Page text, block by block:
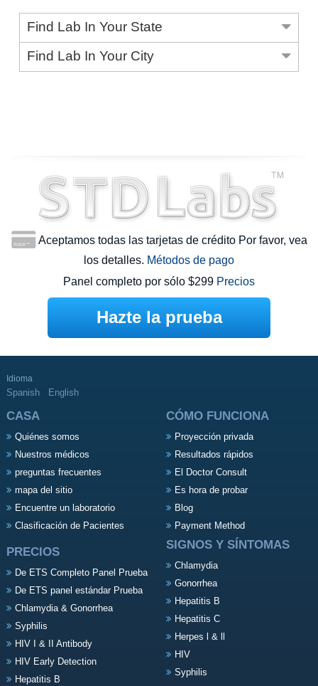
Find Lab In Your State
Find Lab In Your City
Aceptamos todas las tarjetas de crédito Por favor, vea
los detalles. Métodos de pago
Panel completo por sólo $299 Precios
Hazte la prueba
Idioma
Spanish English
CASA
Quiénes somos
Nuestros médicos
preguntas frecuentes
mapa del sitio
Encuentre un laboratorio
Clasificación de Pacientes
CÓMO FUNCIONA
Proyección privada
Resultados rápidos
El Doctor Consult
Es hora de probar
Blog
Payment Method
PRECIOS
De ETS Completo Panel Prueba
De ETS panel estándar Prueba
Chlamydia & Gonorrhea
Syphilis
HIV I & II Antibody
HIV Early Detection
Hepatitis B
SIGNOS Y SÍNTOMAS
Chlamydia
Gonorrhea
Hepatitis B
Hepatitis C
Herpes l & ll
HIV
Syphilis